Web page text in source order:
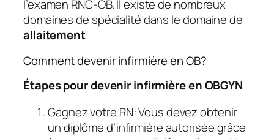
l’examen RNC-OB. Il existe de nombreux
domaines de spécialité dans le domaine de
allaitement.
Comment devenir infirmière en OB?
Étapes pour devenir infirmière en OBGYN
Gagnez votre RN: Vous devez obtenir
un diplôme d’infirmière autorisée grâce